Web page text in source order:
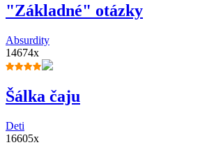
"Základné" otázky
Absurdity
14674x
Šálka čaju
Deti
16605x